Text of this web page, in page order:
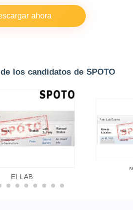
ahora
los candidatos de SPOTO
EI LAB